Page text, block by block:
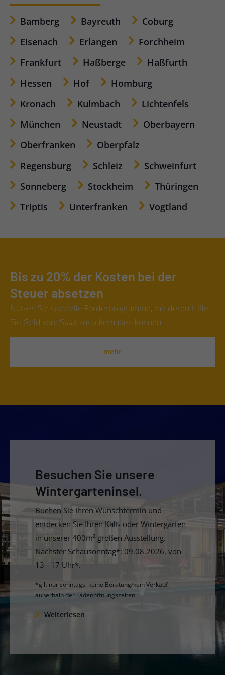
Bamberg Bayreuth
Coburg
Eisenach
Erlangen
Forchheim
Frankfurt
Haßberge
Haßfurth
Hessen
Hof
Homburg
Kronach
Kulmbach
Lichtenfels
München
Neustadt
Oberbayern
Oberfranken
Oberpfalz
Regensburg
Schleiz
Schweinfurt
Sonneberg
Stockheim
Thüringen
Triptis
Unterfranken Vogtland
Bis zu 20% der Kosten bei der
Steuer absetzen
Nutzen Sie spezielle Förderprogramme, mit deren Hilfe
Sie Geld vom Staat zurückerhalten können.
mehr
Besuchen Sie unsere
Wintergarteninsel.
Buchen Sie Ihren Wunschtermin und
entdecken Sie Ihren Kalt- oder Wintergarten
in unserer 400m² großen Ausstellung.
Nächster Schausonntag*: 09.08.2026, von
13 - 17 Uhr*.
*gilt nur sonntags: keine Beratung/kein Verkauf
außerhalb der Ladenöffnungszeiten
Weiterlesen